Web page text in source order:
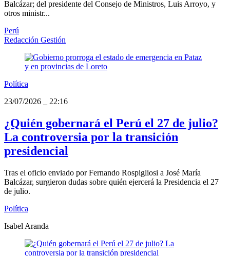
Balcázar; del presidente del Consejo de Ministros, Luis Arroyo, y
otros ministr...
Perú
Redacción Gestión
Política
23/07/2026
22:16
¿Quién gobernará el Perú el 27 de julio?
La controversia por la transición
presidencial
Tras el oficio enviado por Fernando Rospigliosi a José María
Balcázar, surgieron dudas sobre quién ejercerá la Presidencia el 27
de julio.
Política
Isabel Aranda